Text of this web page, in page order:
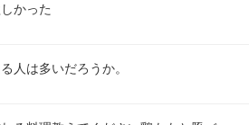
かった
人は多いだろうか。